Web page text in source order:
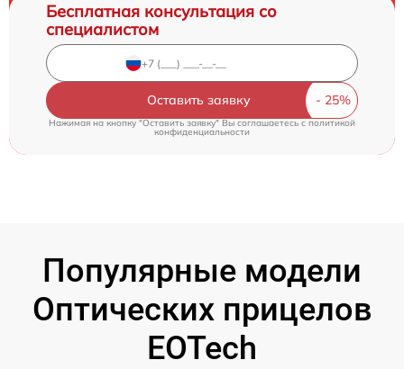
Бесплатная консультация со
специалистом
Оставить заявку
Нажимая на кнопку "Оставить заявку" Вы соглашаетесь c политикой
конфиденциальности
Популярные модели
Оптических прицелов
EOTech